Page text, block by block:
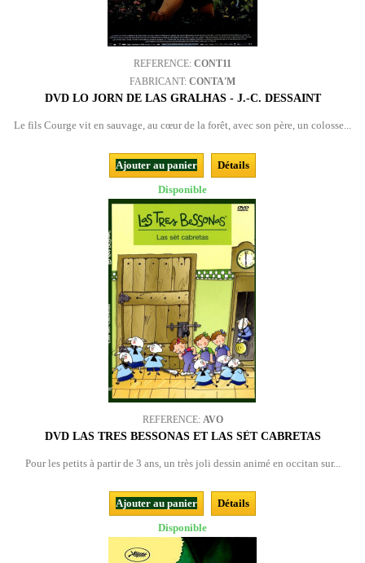
REFERENCE: CONT11
FABRICANT: CONTA'M
DVD LO JORN DE LAS GRALHAS - J.-C. DESSAINT
Le fils Courge vit en sauvage, au cœur de la forêt, avec son père, un colosse...
Ajouter au panier
Détails
Disponible
REFERENCE: AVO
DVD LAS TRES BESSONAS ET LAS SÈT CABRETAS
Pour les petits à partir de 3 ans, un très joli dessin animé en occitan sur...
Ajouter au panier
Détails
Disponible